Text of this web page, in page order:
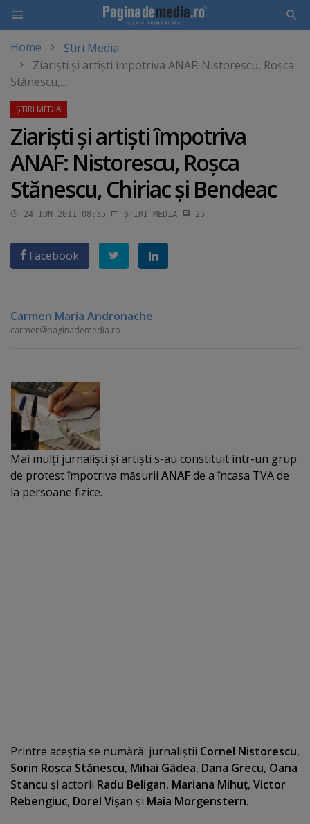
main
content
Home
Știri Media
Ziarişti şi artişti împotriva ANAF: Nistorescu, Roşca
Stănescu,...
Ziarişti şi artişti împotriva
ANAF: Nistorescu, Roşca
Stănescu, Chiriac şi Bendeac
24 IUN 2011 08:35 ȘTIRI MEDIA 25
Facebook
Carmen Maria Andronache
carmen paginademedia.ro
Mai mulţi jurnalişti şi artişti s-au constituit într-un grup
de protest împotriva măsurii ANAFde a încasa TVA de
la persoane fizice.
Printre aceştia se numără: jurnaliştii Cornel Nistorescu,
Sorin Roşca Stănescu, Mihai Gâdea, Dana Grecu, Oana
Stancu şi actorii Radu Beligan, Mariana Mihuţ, Victor
Rebengiuc, Dorel Vişan şi Maia Morgenstern.